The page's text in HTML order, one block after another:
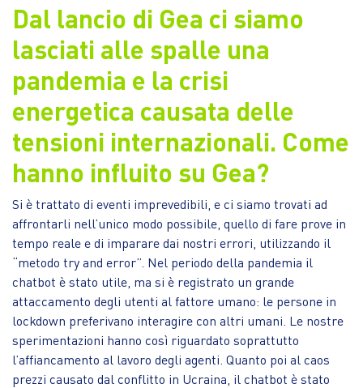
Dal lancio di Gea ci siamo
lasciati alle spalle una
pandemia e la crisi
energetica causata delle
tensioni internazionali. Come
hanno influito su Gea?
Si è trattato di eventi imprevedibili, e ci siamo trovati ad
affrontarli nell’unico modo possibile, quello di fare prove in
tempo reale e di imparare dai nostri errori, utilizzando il
“metodo try and error”. Nel periodo della pandemia il
chatbot è stato utile, ma si è registrato un grande
attaccamento degli utenti al fattore umano: le persone in
lockdown preferivano interagire con altri umani. Le nostre
sperimentazioni hanno così riguardato soprattutto
l’affiancamento al lavoro degli agenti. Quanto poi al caos
prezzi causato dal conflitto in Ucraina, il chatbot è stato